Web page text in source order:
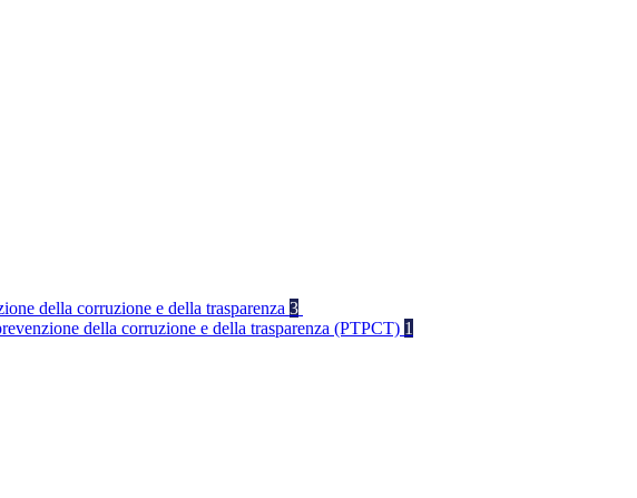
della corruzione e della trasparenza 3
della corruzione e della trasparenza (PTPCT) 1